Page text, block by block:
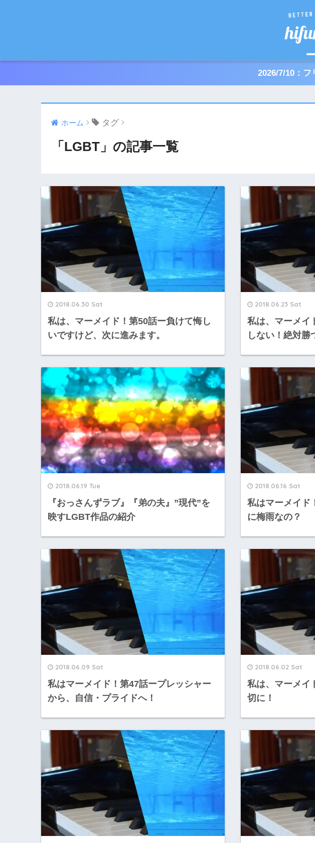
2026/7/10：フ
ホーム タグ
「LGBT」の記事一覧
2018.06.30 Sat
私は、マーメイド！第50話ー負けて悔し
いですけど、次に進みます。
2018.06.23 Sat
私は、マーメイ
しない！絶対勝
2018.06.19 Tue
『おっさんずラブ』『弟の夫』”現代”を
映すLGBT作品の紹介
2018.06.16 Sat
私はマーメイド
に梅雨なの？
2018.06.09 Sat
私はマーメイド！第47話ープレッシャー
から、自信・プライドへ！
2018.06.02 Sat
私は、マーメイ
切に！